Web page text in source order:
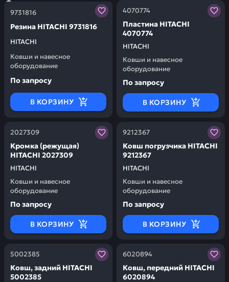
9731816
HITACHI
Резина HITACHI 9731816
Ковши и навесное
оборудование
Заказывая запчасти у нас, вы получаете гарантию
По запросу
В КОРЗИНУ
4070774
HITACHI
Пластина HITACHI
4070774
Ковши и навесное
оборудование
Заказывая запчасти у
По запросу
В КОРЗИНУ
2027309
HITACHI
Кромка (режущая)
HITACHI 2027309
Ковши и навесное
оборудование
Заказывая запчасти у нас, вы получаете гарантию
По запросу
В КОРЗИНУ
9212367
HITACHI
Ковш погрузчика HITACHI
9212367
Ковши и навесное
оборудование
Заказывая запчасти у
По запросу
В КОРЗИНУ
5002385
Ковш, задний HITACHI
5002385
Заказывая запчасти у нас, вы получаете гарантию
6020894
Ковш, передний HITACHI
6020894
Заказывая запчасти у